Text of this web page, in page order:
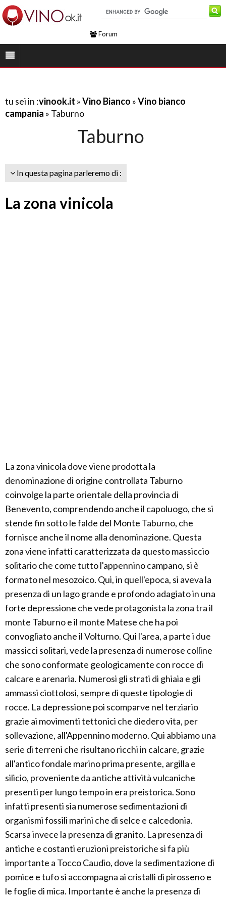
Forum
tu sei in :vinook.it »Vino Bianco »Vino bianco
campania » Taburno
Taburno
In questa pagina parleremo di :
La zona vinicola
La zona vinicola dove viene prodotta la
denominazione di origine controllata Taburno
coinvolge la parte orientale della provincia di
Benevento, comprendendo anche il capoluogo, che si
stende fin sotto le falde del Monte Taburno, che
fornisce anche il nome alla denominazione. Questa
zona viene infatti caratterizzata da questo massiccio
solitario che come tutto l'appennino campano, si è
formato nel mesozoico. Qui, in quell'epoca, si aveva la
presenza di un lago grande e profondo adagiato in una
forte depressione che vede protagonista la zona tra il
monte Taburno e il monte Matese che ha poi
convogliato anche il Volturno. Qui l'area, a parte i due
massicci solitari, vede la presenza di numerose colline
che sono conformate geologicamente con rocce di
calcare e arenaria. Numerosi gli strati di ghiaia e gli
ammassi ciottolosi, sempre di queste tipologie di
rocce. La depressione poi scomparve nel terziario
grazie ai movimenti tettonici che diedero vita, per
sollevazione, all'Appennino moderno. Qui abbiamo una
serie di terreni che risultano ricchi in calcare, grazie
all'antico fondale marino prima presente, argilla e
silicio, proveniente da antiche attività vulcaniche
presenti per lungo tempo in era preistorica. Sono
infatti presenti sia numerose sedimentazioni di
organismi fossili marini che di selce e calcedonia.
Scarsa invece la presenza di granito. La presenza di
antiche e costanti eruzioni preistoriche si fa più
importante a Tocco Caudio, dove la sedimentazione di
pomice e tufo si accompagna ai cristalli di pirosseno e
le foglie di mica. Importante è anche la presenza di